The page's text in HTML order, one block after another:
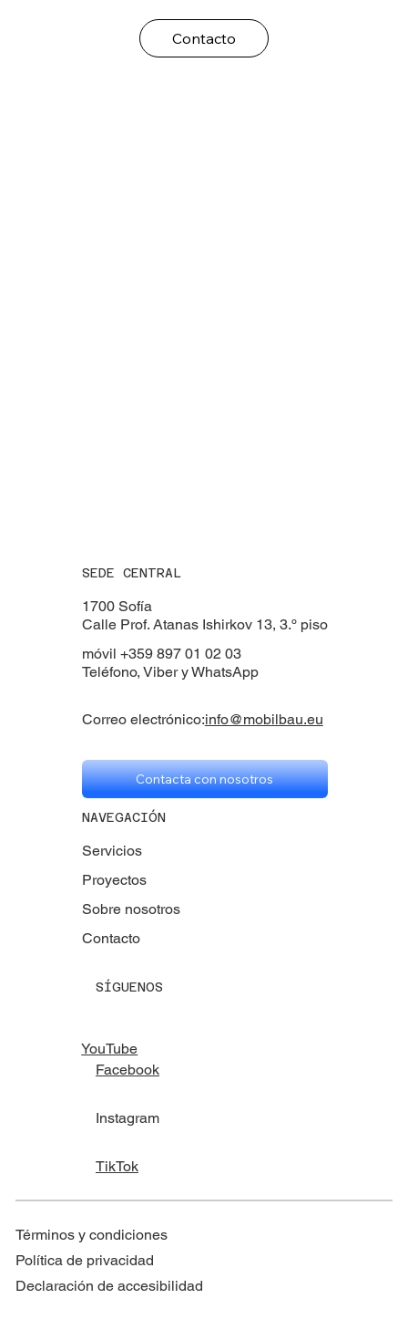
Contacto
SEDE CENTRAL
1700 Sofía
Calle Prof. Atanas Ishirkov 13, 3.º piso
móvil +359 897 01 02 03
Teléfono, Viber y WhatsApp
Correo electrónico:info@mobilbau.eu
Contacta con nosotros
NAVEGACIÓN
Servicios
Proyectos
Sobre nosotros
Contacto
SÍGUENOS
Facebook
YouTube
Instagram
TikTok
Términos y condiciones
Política de privacidad
Declaración de accesibilidad